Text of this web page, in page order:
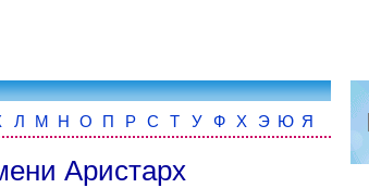
Л М Н О П Р С Т У Ф Х Э Ю Я
Аристарх